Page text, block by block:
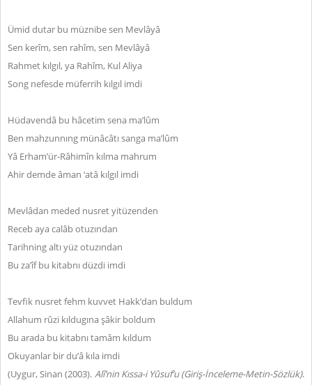
Ümid dutar bu müznibe sen Mevlâyâ
Sen kerîm, sen rahîm, sen Mevlâyâ
Rahmet kılgıl, ya Rahîm, Kul Aliya
Song nefesde müferrih kılgıl imdi
Hüdavendâ bu hâcetim sena ma’lûm
Ben mahzunnıng münâcâtı sanga ma’lûm
Yâ Erham’ür-Râhimîn kılma mahrum
Ahir demde âman ‘atâ kılgıl imdi
Mevlâdan meded nusret yitüzenden
Receb aya calâb otuzından
Tarihning altı yüz otuzından
Bu za’îf bu kitabnı düzdi imdi
Tevfik nusret fehm kuvvet Hakk’dan buldum
Allahum rûzi kıldugına şâkir boldum
Bu arada bu kitabnı tamâm kıldum
Okuyanlar bir du’â kıla imdi
(Uygur, Sinan (2003). Alî’nin Kıssa-i Yûsuf’u (Giriş-İnceleme-Metin-Sözlük).